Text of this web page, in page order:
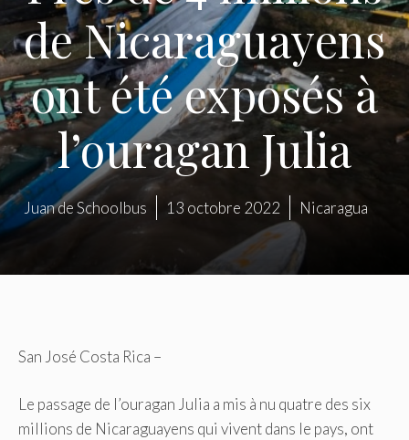
de Nicaraguayens
ont été exposés à
l’ouragan Julia
Juan de Schoolbus 13 octobre 2022 Nicaragua
San José Costa Rica –
Le passage de l’ouragan Julia a mis à nu quatre des six
millions de Nicaraguayens qui vivent dans le pays, ont